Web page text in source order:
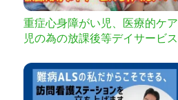
重症心身障がい児、医療的ケア
児の為の放課後等デイサービス